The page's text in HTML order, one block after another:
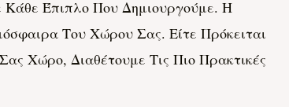
Έπιπλο Που Δημιουργούμε. Η
Του Χώρου Σας. Είτε Πρόκειται
Χώρο, Διαθέτουμε Τις Πιο Πρακτικές